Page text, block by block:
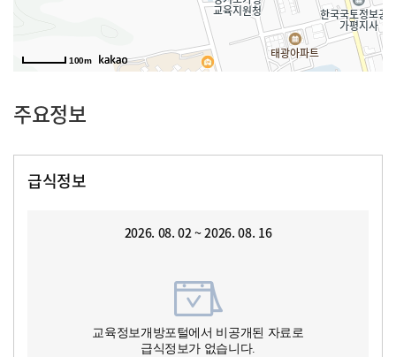
100m
주요정보
급식정보
2026. 08. 02 ~ 2026. 08. 16
교육정보개방포털에서 비공개된 자료로
급식정보가 없습니다.